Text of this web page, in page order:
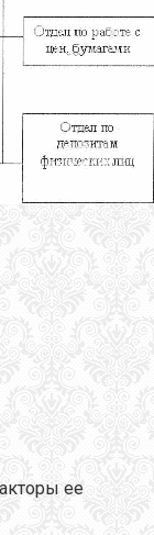
ее